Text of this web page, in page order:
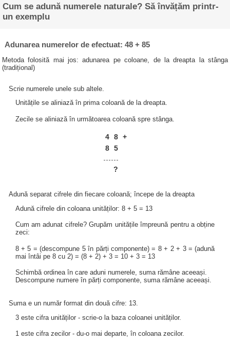
Cum se adună numerele naturale? Să învățăm printr-
un exemplu
Adunarea numerelor de efectuat: 48 + 85
Metoda folosită mai jos: adunarea pe coloane, de la dreapta la stânga
(tradițional)
Scrie numerele unele sub altele.
Unitățile se aliniază în prima coloană de la dreapta.
Zecile se aliniază în următoarea coloană spre stânga.
4 8 +
8 5
?
Adună separat cifrele din fiecare coloană; începe de la dreapta
Adună cifrele din coloana unităților: 8 + 5 = 13
Cum am adunat cifrele? Grupăm unitățile împreună pentru a obține
zeci:
8 + 5 = (descompune 5 în părți componente) = 8 + 2 + 3 = (adună
mai întâi pe 8 cu 2) = (8 + 2) + 3 = 10 + 3 = 13
Schimbă ordinea în care aduni numerele, suma rămâne aceeași.
Descompune numere în părți componente, suma rămâne aceeași.
Suma e un număr format din două cifre: 13.
3 este cifra unităților - scrie-o la baza coloanei unităților.
1 este cifra zecilor - du-o mai departe, în coloana zecilor.